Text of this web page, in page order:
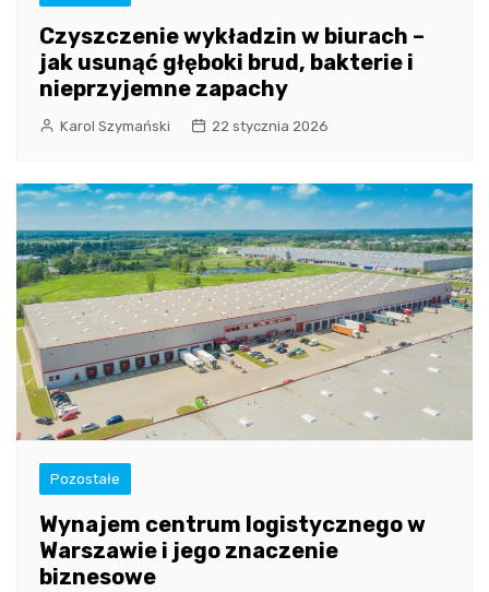
Czyszczenie wykładzin w biurach –
jak usunąć głęboki brud, bakterie i
nieprzyjemne zapachy
Karol Szymański 22 stycznia 2026
Pozostałe
Wynajem centrum logistycznego w
Warszawie i jego znaczenie
biznesowe